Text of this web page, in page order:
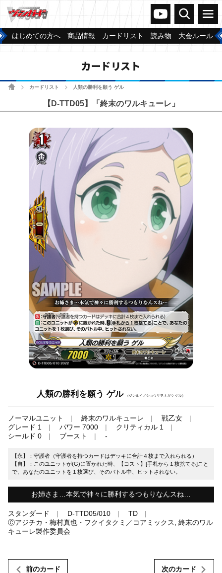
ヴァンガードch
検索 メニュー
はじめての方へ 商品情報 カードリスト 読み物 大会ルール
カードリスト
ホームカードリスト 人類の勝利を願う ゲル
【D-TTD05】「終末のワルキューレ」
人類の勝利を願う ゲル （ジンルイノショウリヲネガウ ゲル）
ノーマルユニット 終末のワルキューレ
戦乙女
グレード 1
パワー 7000
クリティカル 1
シールド 0
ブースト -
【永】：守護者（守護者を持つカードはデッキに合計４枚まで入れられる）
【自】：このユニットが(G)に置かれた時、【コスト】[手札から１枚捨てる]こと
で、あなたのユニットを１枚選び、そのバトル中、ヒットされない。
お姉さま…本気で神々に勝利するつもりなんスね…
スタンダード D-TTD05/010
TD
Ⓒアジチカ・梅村真也・フクイタクミ／コアミックス, 終末のワル
キューレ製作委員会
前のカード 次のカード